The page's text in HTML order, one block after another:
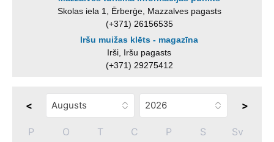
Skolas iela 1, Ērberģe, Mazzalves pagasts
(+371) 26156535
Iršu muižas klēts - magazīna
Irši, Iršu pagasts
(+371) 29275412
< >
P O T C P S Sv